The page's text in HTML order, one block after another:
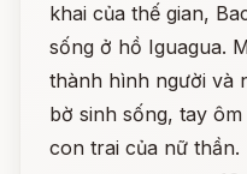
khai của thế gian,
sống ở hồ Iguagua.
thành hình người và
bờ sinh sống, tay
con trai của nữ thần.